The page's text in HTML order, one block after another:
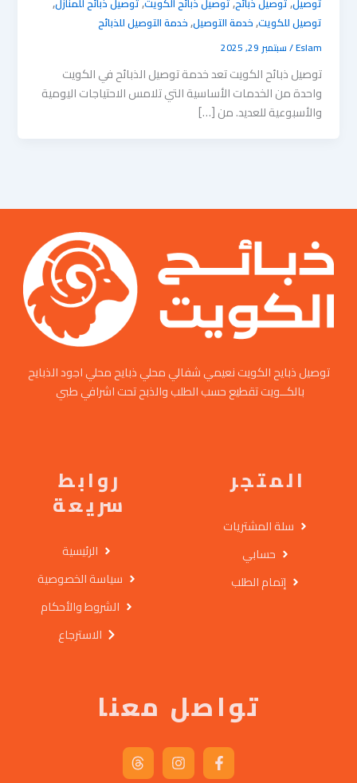
توصيل للكويت,خدمة التوصيل,خدمة التوصيل للذبائح
Eslam
/سبتمبر 29, 2025
توصيل ذبائح الكويت تعد خدمة توصيل الذبائح في الكويت
واحدة من الخدمات الأساسية التي تلامس الاحتياجات اليومية
والأسبوعية للعديد. من […]
توصيل ذبايح الكويت نعيمي شفالي محلي ذبايح محلي اجود الذبايح
بالكــويت تقطيع حسب الطلب والذبح تحت اشرافي طبي
المتجر
سلة المشتريات
حسابي
إتمام الطلب
روابط
سريعة
الرئيسية
سياسة الخصوصية
الشروط والأحكام
الاسترجاع
تواصل معنا
F
a
I
n
T
h